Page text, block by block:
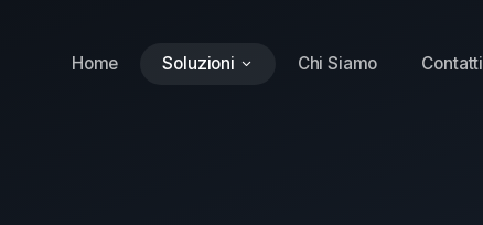
Home Soluzioni Chi Siamo Contatti